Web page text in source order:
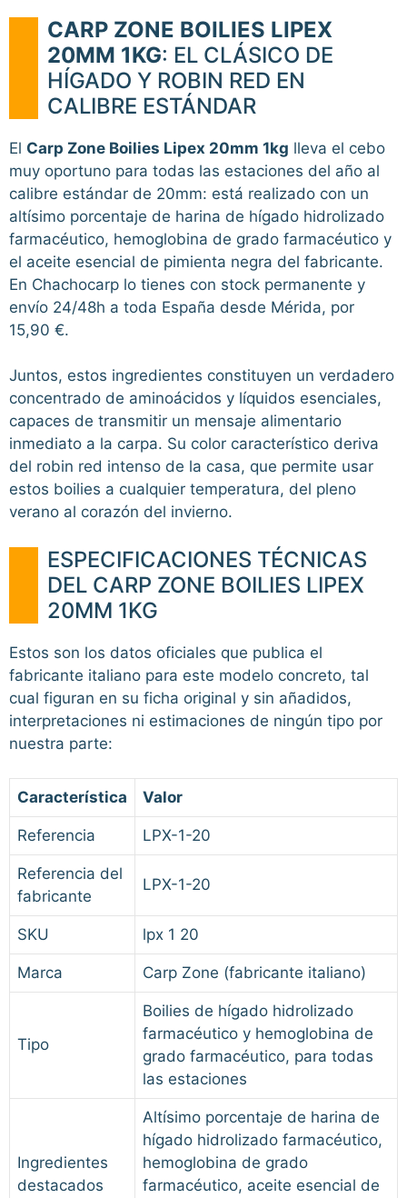
CARP ZONE BOILIES LIPEX
20MM 1KG: EL CLÁSICO DE
HÍGADO Y ROBIN RED EN
CALIBRE ESTÁNDAR
El Carp Zone Boilies Lipex 20mm 1kg lleva el cebo
muy oportuno para todas las estaciones del año al
calibre estándar de 20mm: está realizado con un
altísimo porcentaje de harina de hígado hidrolizado
farmacéutico, hemoglobina de grado farmacéutico y
el aceite esencial de pimienta negra del fabricante.
En Chachocarp lo tienes con stock permanente y
envío 24/48h a toda España desde Mérida, por
15,90 €.
Juntos, estos ingredientes constituyen un verdadero
concentrado de aminoácidos y líquidos esenciales,
capaces de transmitir un mensaje alimentario
inmediato a la carpa. Su color característico deriva
del robin red intenso de la casa, que permite usar
estos boilies a cualquier temperatura, del pleno
verano al corazón del invierno.
ESPECIFICACIONES TÉCNICAS
DEL CARP ZONE BOILIES LIPEX
20MM 1KG
Estos son los datos oficiales que publica el
fabricante italiano para este modelo concreto, tal
cual figuran en su ficha original y sin añadidos,
interpretaciones ni estimaciones de ningún tipo por
nuestra parte:
Característica Valor
Referencia LPX-1-20
Referencia del
fabricante
LPX-1-20
SKU lpx 1 20
Marca Carp Zone (fabricante italiano)
Tipo
Boilies de hígado hidrolizado
farmacéutico y hemoglobina de
grado farmacéutico, para todas
las estaciones
Ingredientes
destacados
Altísimo porcentaje de harina de
hígado hidrolizado farmacéutico,
hemoglobina de grado
farmacéutico, aceite esencial de